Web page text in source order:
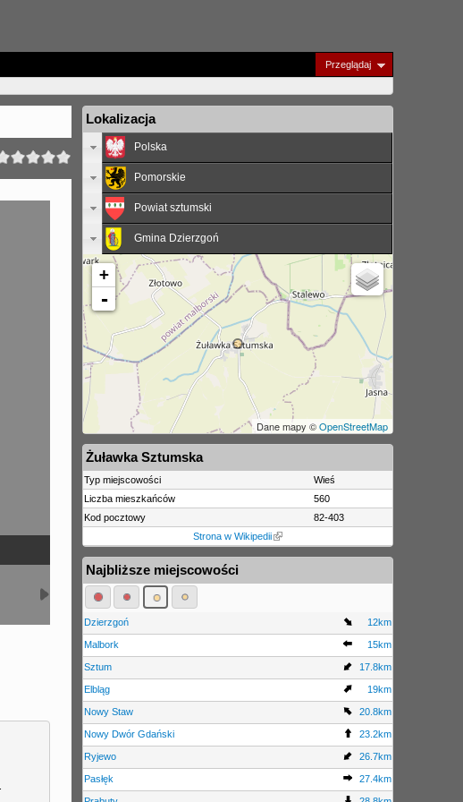
Przeglądaj
Lokalizacja
Polska
Pomorskie
Powiat sztumski
Gmina Dzierzgoń
+
-
Dane mapy ©OpenStreetMap
Żuławka Sztumska
Typ miejscowości
Wieś
Liczba mieszkańców
560
Kod pocztowy
82-403
Strona w Wikipedii
Najbliższe miejscowości
Dzierzgoń 12km
Malbork 15km
Sztum 17.8km
Elbląg 19km
Nowy Staw 20.8km
Nowy Dwór Gdański 23.2km
Ryjewo 26.7km
Pasłęk 27.4km